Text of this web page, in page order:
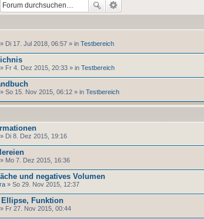
» Di 17. Jul 2018, 06:57 » in Testbereich
» Fr 4. Dez 2015, 20:33 » in Testbereich
» So 15. Nov 2015, 06:12 » in Testbereich
» Di 8. Dez 2015, 19:16
» Mo 7. Dez 2015, 16:36
und negatives Volumen
» So 29. Nov 2015, 12:37
Ellipse, Funktion
» Fr 27. Nov 2015, 00:44